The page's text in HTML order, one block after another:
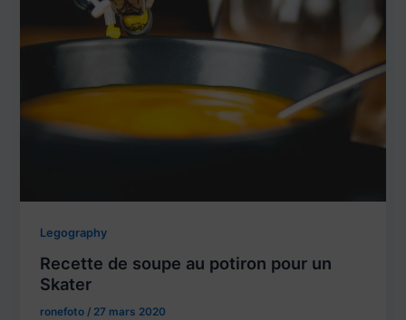
Legography
Recette de soupe au potiron pour un
Skater
ronefoto/ 27 mars 2020